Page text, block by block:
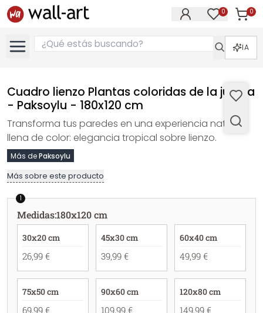
0 0
IA
Cuadro lienzo Plantas coloridas de la jungla
- Paksoylu - 180x120 cm
Transforma tus paredes en una experiencia natural
llena de color: elegancia tropical sobre lienzo.
Más dePaksoylu
Más sobre este producto
1
Medidas:180x120 cm
30x20 cm
26,99 €
45x30 cm
39,99 €
60x40 cm
49,99 €
75x50 cm
69,99 €
90x60 cm
109,99 €
120x80 cm
149,99 €